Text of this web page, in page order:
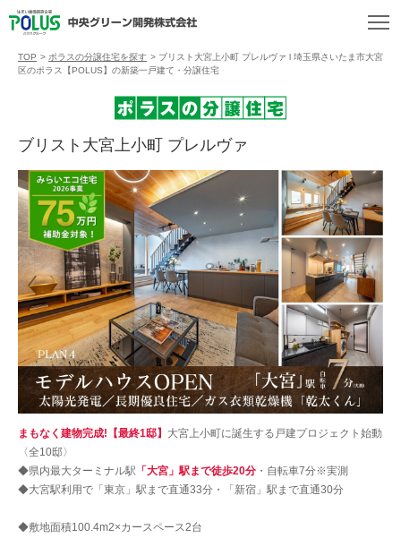
TOP > ポラスの分譲住宅を探す > ブリスト大宮上小町 プレルヴァ l 埼玉県さいたま市大宮
区のポラス【POLUS】の新築一戸建て・分譲住宅
ブリスト大宮上小町 プレルヴァ
まもなく建物完成!【最終1邸】 大宮上小町に誕生する戸建プロジェクト始動
〈全10邸〉
◆県内最大ターミナル駅 「大宮」駅まで徒歩20分 ・自転車7分※実測
◆大宮駅利用で「東京」駅まで直通33分・「新宿」駅まで直通30分
◆敷地面積100.4m2×カースペース2台